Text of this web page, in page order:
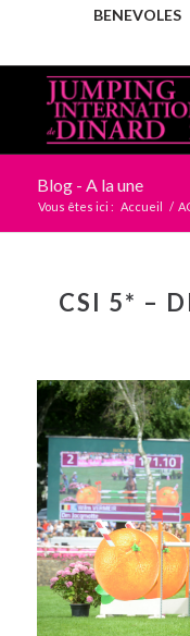
BENEVOLES
Blog - A la une
Vous êtes ici : Accueil /
CSI 5* –